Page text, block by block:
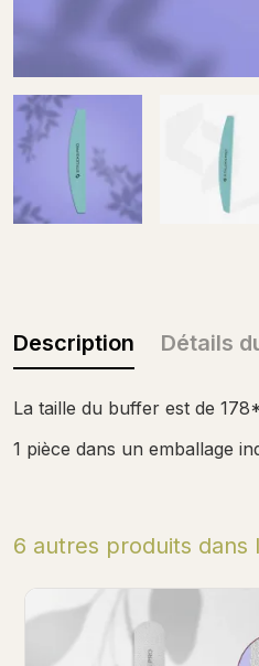
Description Détails
La taille du buffer est de
1 pièce dans un emballage
6 autres produits dans